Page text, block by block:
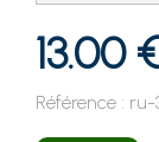
13.00
Référence : ru-